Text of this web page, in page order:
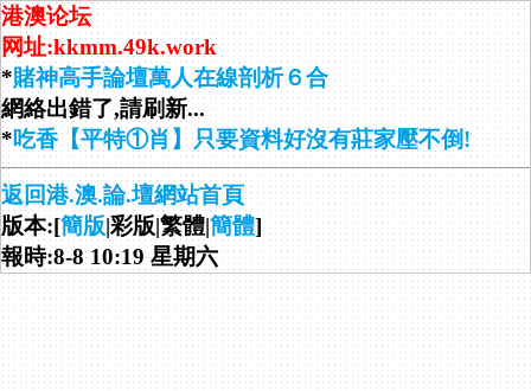
港澳论坛
网址:kkmm.49k.work
*賭神高手論壇萬人在線剖析６合
網絡出錯了,請刷新...
*吃香【平特①肖】只要資料好沒有莊家壓不倒!
返回港.澳.論.壇網站首頁
版本:[簡版|彩版|繁體|簡體]
報時:8-8 10:19 星期六